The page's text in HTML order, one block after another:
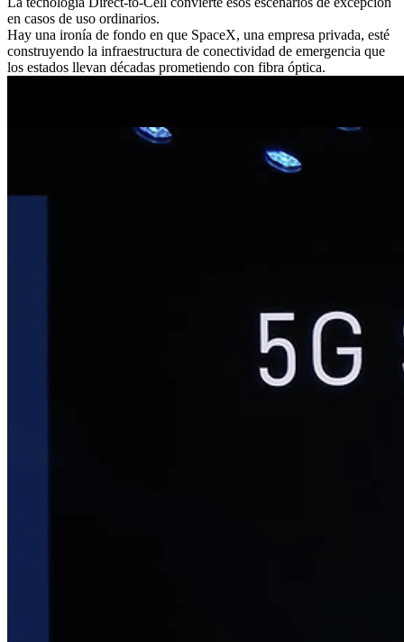
en casos de uso ordinarios.
Hay una ironía de fondo en que SpaceX, una empresa privada, esté
construyendo la infraestructura de conectividad de emergencia que
los estados llevan décadas prometiendo con fibra óptica.